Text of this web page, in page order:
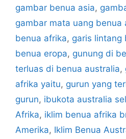
gambar benua asia,
gambar mata uang benua
benua afrika, garis lintang
benua eropa, gunung di
terluas di benua australia,
afrika yaitu, gurun yang
gurun, ibukota australia
Afrika, iklim benua afrika
Amerika, Iklim Benua